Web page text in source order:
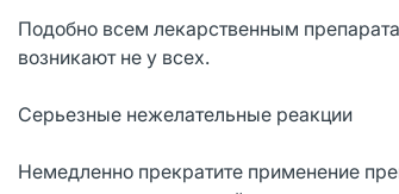
Подобно всем лекарственным
возникают не у всех.
Серьезные нежелательные реакции
Немедленно прекратите применение